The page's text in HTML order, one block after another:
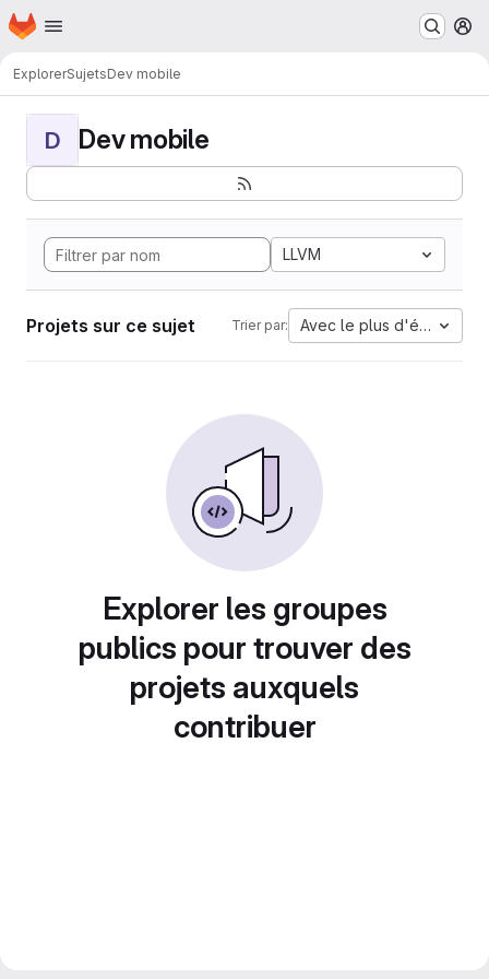
Passer au contenu principal
Page d'accueil
ExplorerSujetsDev mobile
D Dev mobile
LLVM
Projets sur ce sujet Trier par: Avec le plus d'étoiles
Explorer les groupes
publics pour trouver des
projets auxquels
contribuer